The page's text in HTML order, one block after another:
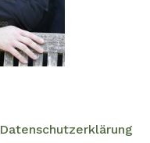
Datenschutzerklärung